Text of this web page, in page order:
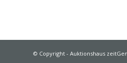
© Copyright - Auktionshaus